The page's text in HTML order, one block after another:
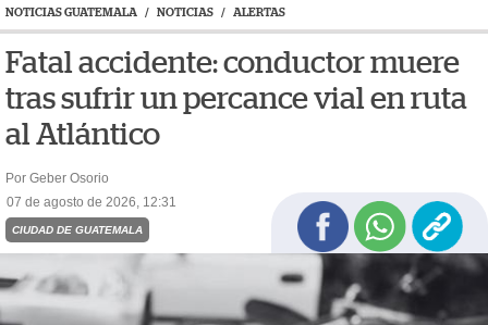
NOTICIAS GUATEMALA / NOTICIAS / ALERTAS
Fatal accidente: conductor muere
tras sufrir un percance vial en ruta
al Atlántico
Por Geber Osorio
07 de agosto de 2026, 12:31
CIUDAD DE GUATEMALA